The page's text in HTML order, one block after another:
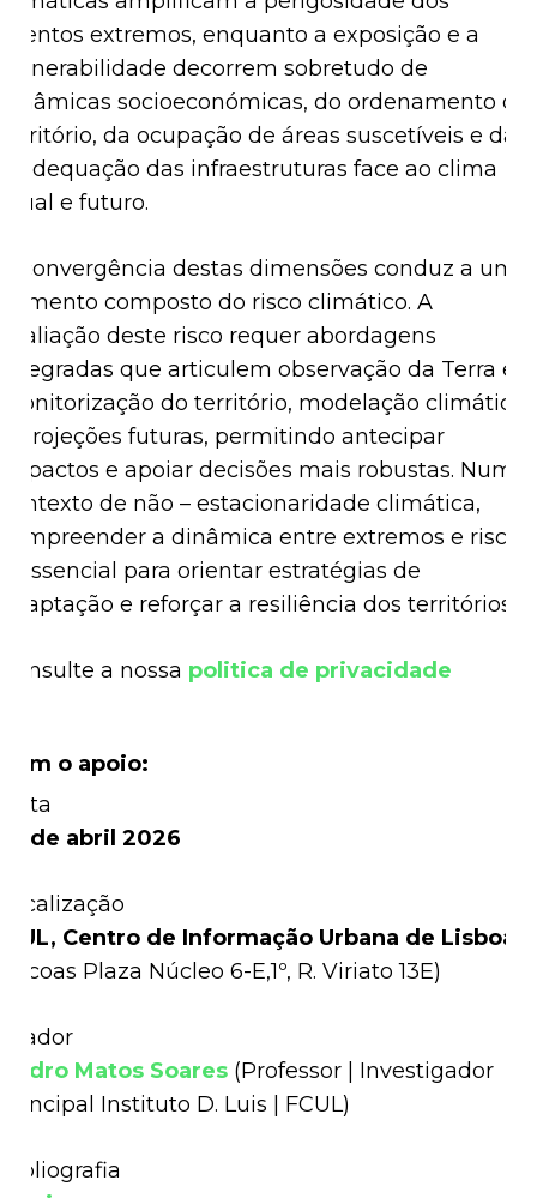
extremos, enquanto a exposição e a
decorrem sobretudo de
socioeconómicas, do ordenamento do
da ocupação de áreas suscetíveis e da
das infraestruturas face ao clima
e futuro.
convergência destas dimensões conduz a um
composto do risco climático. A
deste risco requer abordagens
que articulem observação da Terra e
do território, modelação climática
projeções futuras, permitindo antecipar
e apoiar decisões mais robustas. Num
de não – estacionaridade climática,
a dinâmica entre extremos e risco
essencial para orientar estratégias de
e reforçar a resiliência dos territórios.
a nossa politica de privacidade
o apoio:
de abril 2026
Centro de Informação Urbana de Lisboa
Picoas Plaza Núcleo 6-E,1º, R. Viriato 13E)
Matos Soares(Professor | Investigador
Instituto D. Luis | FCUL)